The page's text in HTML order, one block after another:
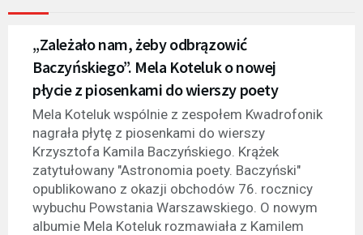
„Zależało nam, żeby odbrązowić
Baczyńskiego”. Mela Koteluk o nowej
płycie z piosenkami do wierszy poety
Mela Koteluk wspólnie z zespołem Kwadrofonik
nagrała płytę z piosenkami do wierszy
Krzysztofa Kamila Baczyńskiego. Krążek
zatytułowany "Astronomia poety. Baczyński"
opublikowano z okazji obchodów 76. rocznicy
wybuchu Powstania Warszawskiego. O nowym
albumie Mela Koteluk rozmawiała z Kamilem